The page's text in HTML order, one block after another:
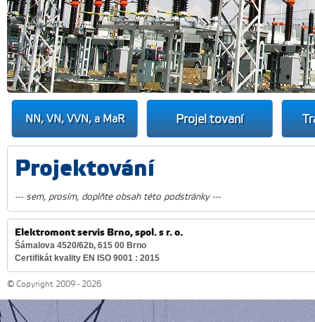
NN, VN, VVN, a MaR Projektování
Projektování
--- sem, prosím, doplňte obsah této podstránky ---
Elektromont servis Brno, spol. s r. o.
Šámalova 4520/62b, 615 00 Brno
Certifikát kvality EN ISO 9001 : 2015
© Copyright 2009 - 2026